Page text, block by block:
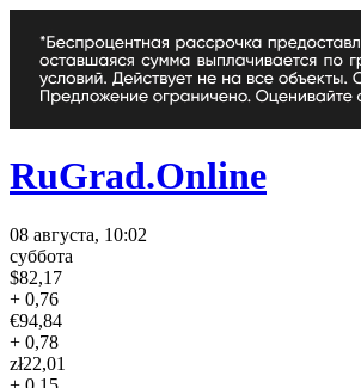
RuGrad.Online
08 августа, 10:02
суббота
$82,17
+ 0,76
€94,84
+ 0,78
zł22,01